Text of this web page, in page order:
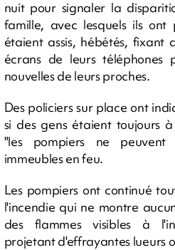
nuit pour signaler la
famille, avec lesquels ils ont
étaient assis, hébétés, fixant
écrans de leurs téléphones
nouvelles de leurs proches.
Des policiers sur place ont
si des gens étaient toujours
"les pompiers ne
immeubles en feu.
Les pompiers ont continué
l'incendie qui ne montre
des flammes visibles à
projetant d'effrayantes lueurs